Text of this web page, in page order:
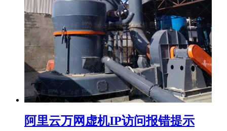
阿里云万网虚机IP访问报错提示